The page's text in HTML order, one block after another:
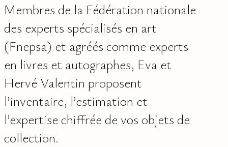
Membres de la Fédération nationale
des experts spécialisés en art
(Fnepsa) et agréés comme experts
en livres et autographes, Eva et
Hervé Valentin proposent
l’inventaire, l’estimation et
l’expertise chiffrée de vos objets de
collection.